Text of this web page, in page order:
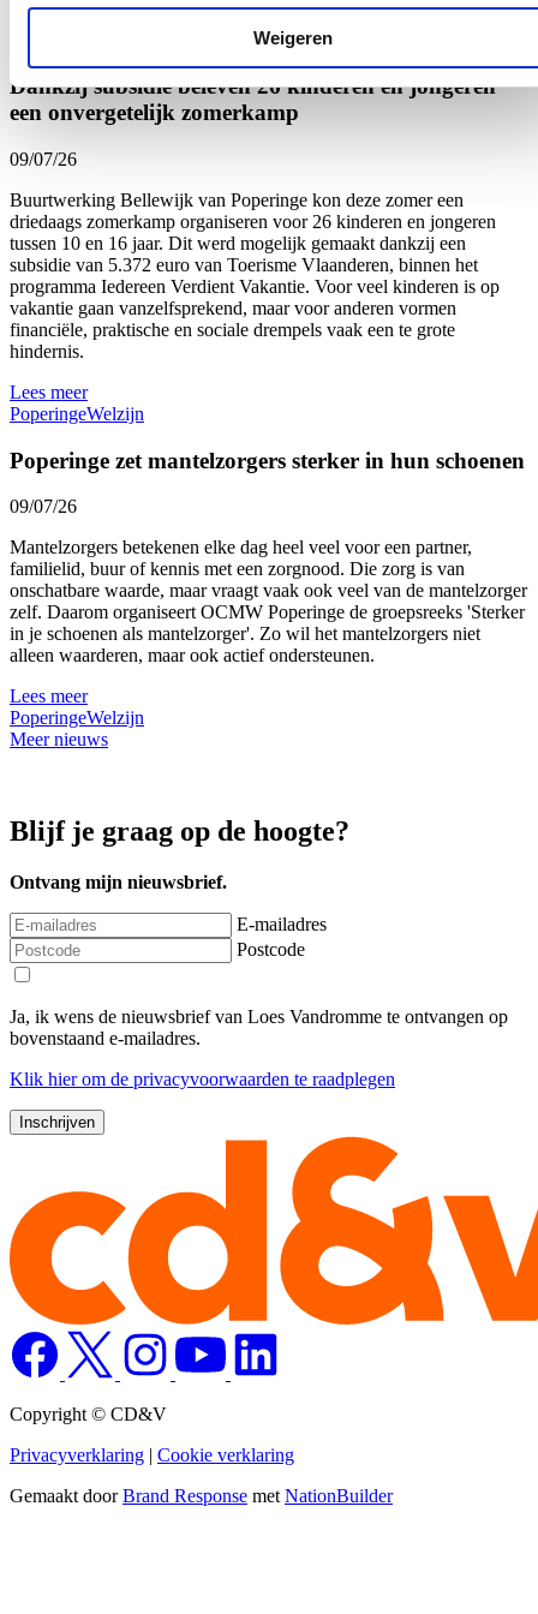
Weigeren
West-Vlaanderen
Dankzij subsidie beleven 26 kinderen en jongeren
een onvergetelijk zomerkamp
09/07/26
Buurtwerking Bellewijk van Poperinge kon deze zomer een
driedaags zomerkamp organiseren voor 26 kinderen en jongeren
tussen 10 en 16 jaar. Dit werd mogelijk gemaakt dankzij een
subsidie van 5.372 euro van Toerisme Vlaanderen, binnen het
programma Iedereen Verdient Vakantie. Voor veel kinderen is op
vakantie gaan vanzelfsprekend, maar voor anderen vormen
financiële, praktische en sociale drempels vaak een te grote
hindernis.
Lees meer
PoperingeWelzijn
Poperinge zet mantelzorgers sterker in hun schoenen
09/07/26
Mantelzorgers betekenen elke dag heel veel voor een partner,
familielid, buur of kennis met een zorgnood. Die zorg is van
onschatbare waarde, maar vraagt vaak ook veel van de mantelzorger
zelf. Daarom organiseert OCMW Poperinge de groepsreeks 'Sterker
in je schoenen als mantelzorger'. Zo wil het mantelzorgers niet
alleen waarderen, maar ook actief ondersteunen.
Lees meer
PoperingeWelzijn
Meer nieuws
Blijf je graag op de hoogte?
Ontvang mijn nieuwsbrief.
E-mailadres
Postcode
Ja, ik wens de nieuwsbrief van Loes Vandromme te ontvangen op
bovenstaand e-mailadres.
Klik hierom de privacyvoorwaarden te raadplegen
Copyright © CD&V
Privacyverklaring | Cookie verklaring
Gemaakt doorBrand Response met NationBuilder